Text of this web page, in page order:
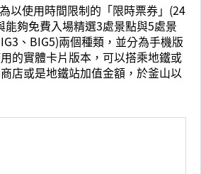
以使用時間限制的「限時票券」(24
能夠免費入場精選3處景點與5處景
、BIG5)兩個種類，並分為手機版
的實體卡片版本，可以搭乘地鐵或
店或是地鐵站加值金額，於釜山以